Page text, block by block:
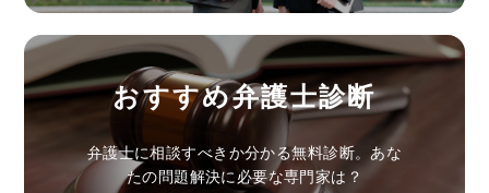
おすすめ弁護士診断
弁護士に相談すべきか分かる無料診断。あな
たの問題解決に必要な専門家は？